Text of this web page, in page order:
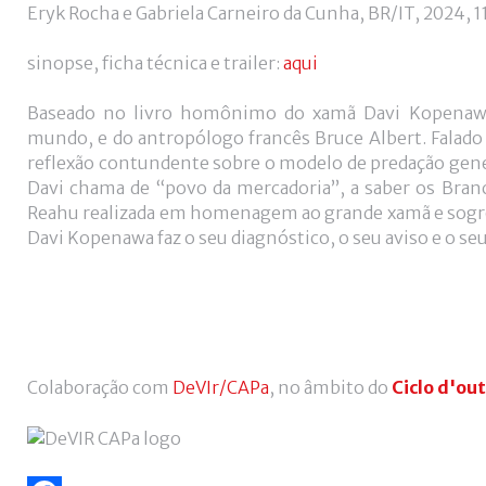
Eryk Rocha e Gabriela Carneiro da Cunha, BR/IT, 2024,
sinopse, ficha técnica e trailer: aqui
Baseado no livro homônimo do xamã Davi
mundo, e do antropólogo francês Bruce Albert.
reflexão contundente sobre o modelo de predação
Davi chama de “povo da mercadoria”, a saber os
Reahu realizada em homenagem ao grande xamã e
Davi Kopenawa faz o seu diagnóstico, o seu aviso e o
Colaboração com DeVIr/CAPa, no âmbito do Ciclo